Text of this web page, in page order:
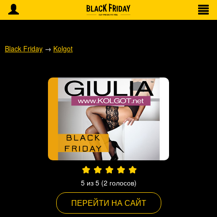
Black Friday → Kolgot
5из 5 (2 голосов)
ПЕРЕЙТИ НА САЙТ